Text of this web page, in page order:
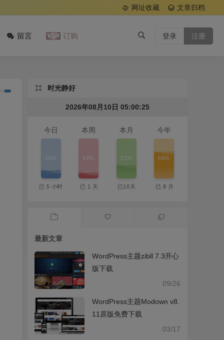
网址收藏 文章归档
留言 订购 登录 注册
时光静好
2026年08月10日 05:00:25
今日
20%
已 5 小时
本周
14%
已 1 天
本月
32%
已10天
今年
66%
已 8 月
最新文章
WordPress主题zibll 7.3开心
版下载
09/26
WordPress主题Modown v8.
11原版免费下载
03/17